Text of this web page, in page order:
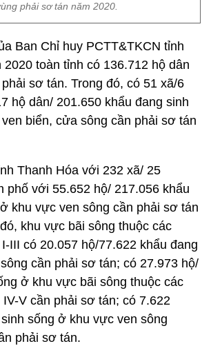
phải sơ tán năm 2020.
Ban Chỉ huy PCTT&TKCN tỉnh
2020 toàn tỉnh có 136.712 hộ dân
sơ tán. Trong đó, có 51 xã/6
hộ dân/ 201.650 khẩu đang sinh
biển, cửa sông cần phải sơ tán
Thanh Hóa với 232 xã/ 25
phố với 55.652 hộ/ 217.056 khẩu
khu vực ven sông cần phải sơ tán
khu vực bãi sông thuộc các
III có 20.057 hộ/77.622 khẩu đang
cần phải sơ tán; có 27.973 hộ/
ở khu vực bãi sông thuộc các
V cần phải sơ tán; có 7.622
sống ở khu vực ven sông
phải sơ tán.